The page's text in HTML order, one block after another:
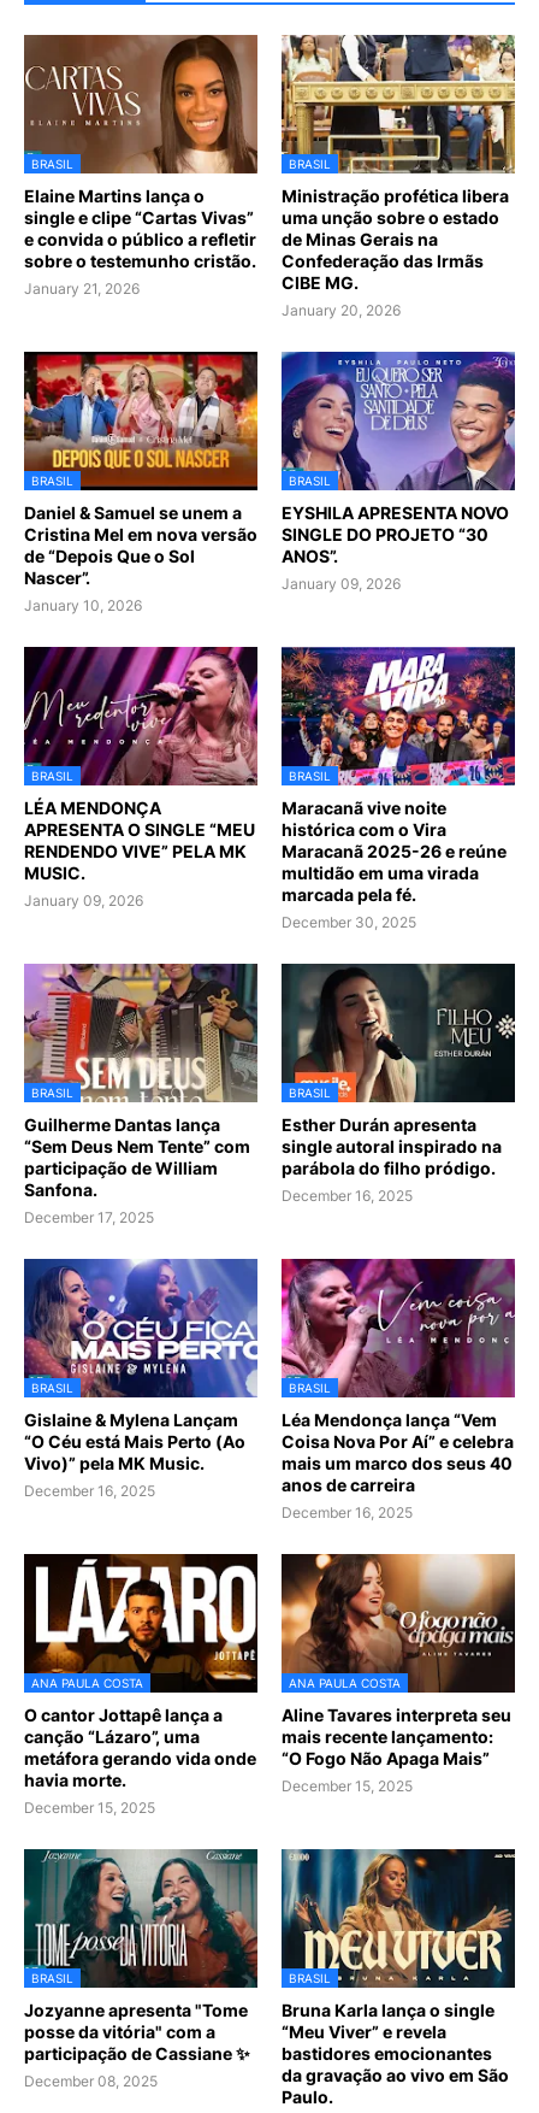
BRASIL
Elaine Martins lança o
single e clipe “Cartas Vivas”
e convida o público a refletir
sobre o testemunho cristão.
January 21, 2026
BRASIL
Ministração profética libera
uma unção sobre o estado
de Minas Gerais na
Confederação das Irmãs
CIBE MG.
January 20, 2026
BRASIL
Daniel & Samuel se unem a
Cristina Mel em nova versão
de “Depois Que o Sol
Nascer”.
January 10, 2026
BRASIL
EYSHILA APRESENTA NOVO
SINGLE DO PROJETO “30
ANOS”.
January 09, 2026
BRASIL
LÉA MENDONÇA
APRESENTA O SINGLE “MEU
RENDENDO VIVE” PELA MK
MUSIC.
January 09, 2026
BRASIL
Maracanã vive noite
histórica com o Vira
Maracanã 2025-26 e reúne
multidão em uma virada
marcada pela fé.
December 30, 2025
BRASIL
Guilherme Dantas lança
“Sem Deus Nem Tente” com
participação de William
Sanfona.
December 17, 2025
BRASIL
Esther Durán apresenta
single autoral inspirado na
parábola do filho pródigo.
December 16, 2025
BRASIL
Gislaine & Mylena Lançam
“O Céu está Mais Perto (Ao
Vivo)” pela MK Music.
December 16, 2025
BRASIL
Léa Mendonça lança “Vem
Coisa Nova Por Aí” e celebra
mais um marco dos seus 40
anos de carreira
December 16, 2025
ANA PAULA COSTA
O cantor Jottapê lança a
canção “Lázaro”, uma
metáfora gerando vida onde
havia morte.
December 15, 2025
ANA PAULA COSTA
Aline Tavares interpreta seu
mais recente lançamento:
“O Fogo Não Apaga Mais”
December 15, 2025
BRASIL
Jozyanne apresenta "Tome
posse da vitória" com a
participação de Cassiane ✨
December 08, 2025
BRASIL
Bruna Karla lança o single
“Meu Viver” e revela
bastidores emocionantes
da gravação ao vivo em São
Paulo.